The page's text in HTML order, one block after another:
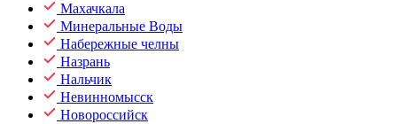
Махачкала
Минеральные Воды
Набережные челны
Назрань
Нальчик
Невинномысск
Новороссийск